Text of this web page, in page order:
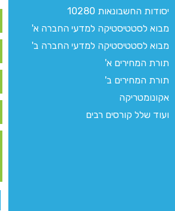
יסודות החשבונאות 10280
מבוא לסטטיסטיקה למדעי החברה א'
מבוא לסטטיסטיקה למדעי החברה ב'
תורת המחירים א'
תורת המחירים ב'
אקונומטריקה
ועוד שלל קורסים רבים